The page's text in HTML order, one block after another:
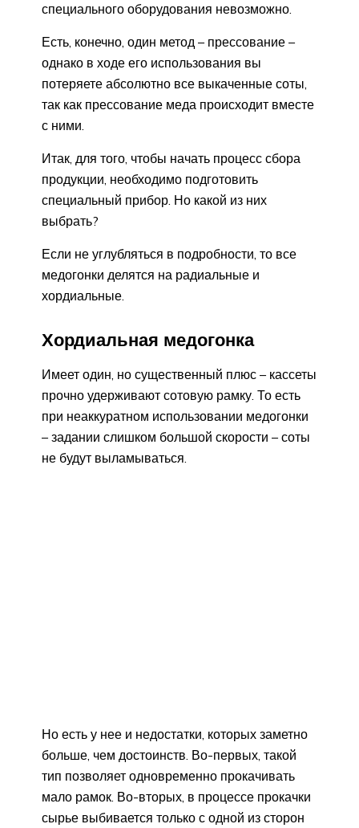
специального оборудования невозможно.
Есть, конечно, один метод – прессование –
однако в ходе его использования вы
потеряете абсолютно все выкаченные соты,
так как прессование меда происходит вместе
с ними.
Итак, для того, чтобы начать процесс сбора
продукции, необходимо подготовить
специальный прибор. Но какой из них
выбрать?
Если не углубляться в подробности, то все
медогонки делятся на радиальные и
хордиальные.
Хордиальная медогонка
Имеет один, но существенный плюс – кассеты
прочно удерживают сотовую рамку. То есть
при неаккуратном использовании медогонки
– задании слишком большой скорости – соты
не будут выламываться.
Но есть у нее и недостатки, которых заметно
больше, чем достоинств. Во-первых, такой
тип позволяет одновременно прокачивать
мало рамок. Во-вторых, в процессе прокачки
сырье выбивается только с одной из сторон